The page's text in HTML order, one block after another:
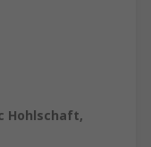
Hohlschaft,